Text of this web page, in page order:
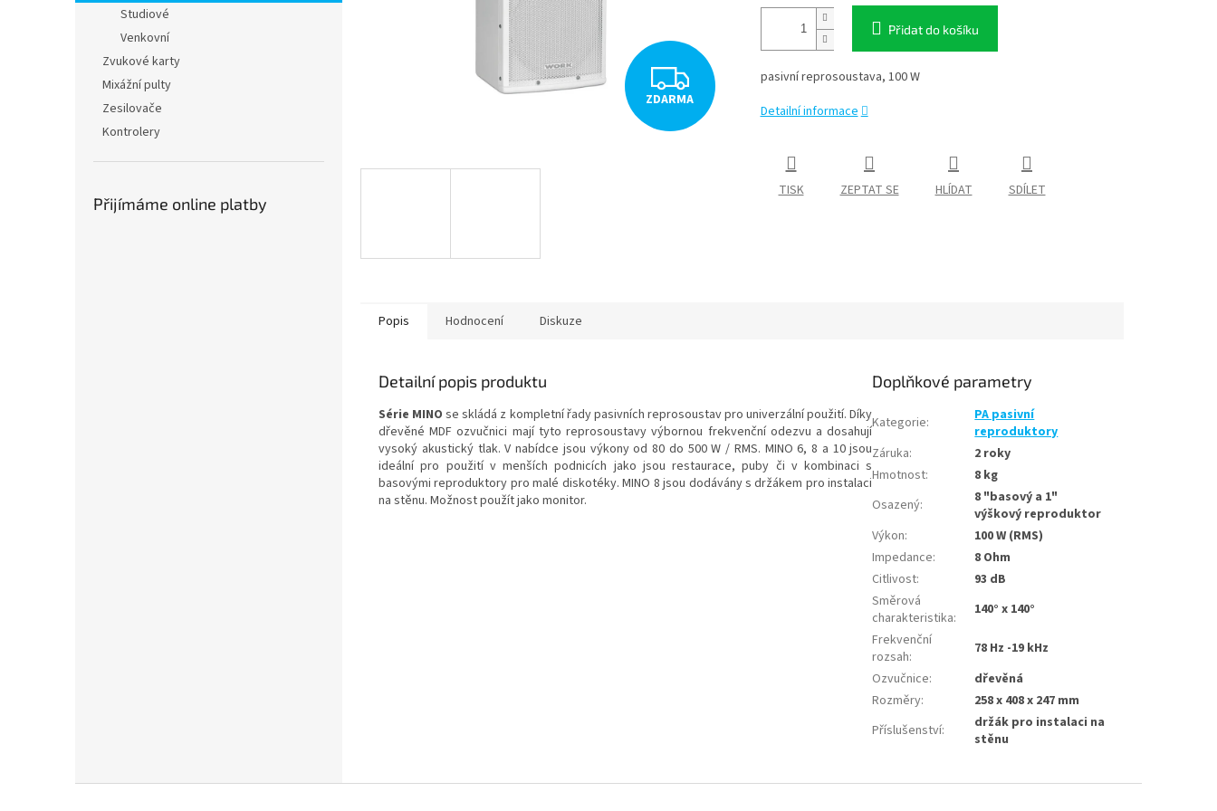
n
Studiové
Venkovní
Zvukové karty
Mixážní pulty
Zesilovače
Kontrolery
Přijímáme online platby
Z
D
ZDARMA
Přidat do košíku
pasivní reprosoustava, 100 W
Detailní informace
TISK ZEPTAT SE HLÍDAT SDÍLET
Popis Hodnocení Diskuze
Detailní popis produktu
Série MINO se skládá z kompletní řady pasivních reprosoustav pro univerzální použití. Díky
dřevěné MDF ozvučnici mají tyto reprosoustavy výbornou frekvenční odezvu a dosahují
vysoký akustický tlak. V nabídce jsou výkony od 80 do 500 W / RMS. MINO 6, 8 a 10 jsou
ideální pro použití v menších podnicích jako jsou restaurace, puby či v kombinaci s
basovými reproduktory pro malé diskotéky. MINO 8 jsou dodávány s držákem pro instalaci
na stěnu. Možnost použít jako monitor.
Doplňkové parametry
Kategorie:
PA pasivní
reproduktory
Záruka:
2 roky
Hmotnost:
8 kg
Osazený:
8 "basový a 1"
výškový reproduktor
Výkon:
100 W (RMS)
Impedance:
8 Ohm
Citlivost:
93 dB
Směrová
charakteristika:
140° x 140°
Frekvenční
rozsah:
78 Hz -19 kHz
Ozvučnice:
dřevěná
Rozměry:
258 x 408 x 247 mm
Příslušenství:
držák pro instalaci na
stěnu